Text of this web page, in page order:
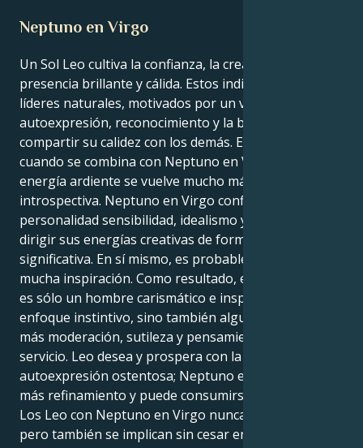
Neptuno en Virgo
Un Sol Leo cultiva la confianza, la creatividad y una
presencia brillante y cálida. Estos individuos son
líderes naturales, motivados por un vivo deseo de
autoexpresión, reconocimiento y la belleza de
compartir su calidez con los demás. En cambio,
cuando se combina con Neptuno en Virgo, esta
energía ardiente se vuelve mucho más sutil e
introspectiva. Neptuno en Virgo confiere a la
personalidad sensibilidad, idealismo y el deseo de
dirigir sus energías creativas de forma práctica y
significativa. En sí mismo, es probable que encuentre
mucha inspiración. Como resultado, este individuo no
es sólo un hombre carismático e inspirador con un
enfoque instintivo, sino también alguien que aspira a
más moderación, sutileza y pensamiento orientado al
servicio. Leo desea y prospera con la atención y la
autoexpresión ostentosa; Neptuno en Virgo aspira a
más refinamiento y puede consumirse en el servicio.
Los Leo con Neptuno en Virgo nunca dejan de soñar,
pero también se implican sin cesar en los aspectos